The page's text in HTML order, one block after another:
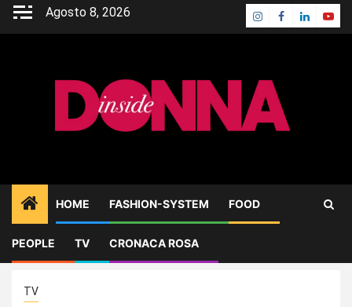
Skip
Agosto 8, 2026 Instagram
Facebook
Linkedin
HOME FASHION-SYSTEM FOOD
PEOPLE TV CRONACA ROSA
Home TV PERCHE’ PIACE TANTO LOLITA LOBOSCO?
TV